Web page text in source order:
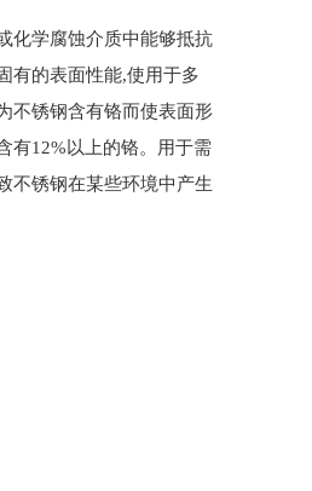
化学腐蚀介质中能够抵抗
有的表面性能,使用于多
不锈钢含有铬而使表面形
有12%以上的铬。用于需
不锈钢在某些环境中产生